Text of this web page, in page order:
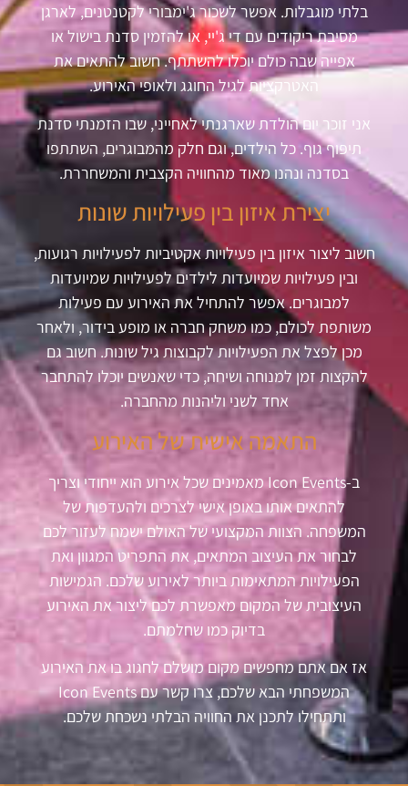
בלתי מוגבלות. אפשר לשכור ג'ימבורי לקטנטנים, לארגן
מסיבת ריקודים עם די ג'יי, או להזמין סדנת בישול או
אפייה שבה כולם יוכלו להשתתף. חשוב להתאים את
האטרקציות לגיל החוגג ולאופי האירוע.
אני זוכר יום הולדת שארגנתי לאחייני, שבו הזמנתי סדנת
תיפוף גוף. כל הילדים, וגם חלק מהמבוגרים, השתתפו
בסדנה ונהנו מאוד מהחוויה הקצבית והמשחררת.
יצירת איזון בין פעילויות שונות
חשוב ליצור איזון בין פעילויות אקטיביות לפעילויות רגועות,
ובין פעילויות שמיועדות לילדים לפעילויות שמיועדות
למבוגרים. אפשר להתחיל את האירוע עם פעילות
משותפת לכולם, כמו משחק חברה או מופע בידור, ולאחר
מכן לפצל את הפעילויות לקבוצות גיל שונות. חשוב גם
להקצות זמן למנוחה ושיחה, כדי שאנשים יוכלו להתחבר
אחד לשני וליהנות מהחברה.
התאמה אישית של האירוע
ב-Icon Events מאמינים שכל אירוע הוא ייחודי וצריך
להתאים אותו באופן אישי לצרכים ולהעדפות של
המשפחה. הצוות המקצועי של האולם ישמח לעזור לכם
לבחור את העיצוב המתאים, את התפריט המגוון ואת
הפעילויות המתאימות ביותר לאירוע שלכם. הגמישות
העיצובית של המקום מאפשרת לכם ליצור את האירוע
בדיוק כמו שחלמתם.
אז אם אתם מחפשים מקום מושלם לחגוג בו את האירוע
המשפחתי הבא שלכם, צרו קשר עם Icon Events
ותתחילו לתכנן את החוויה הבלתי נשכחת שלכם.